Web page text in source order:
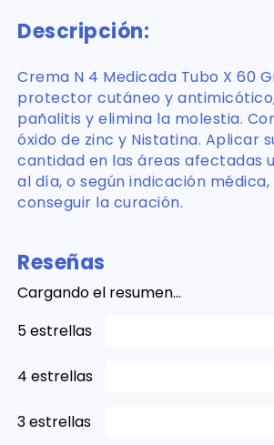
Descripción:
Crema N 4 Medicada Tubo X 60
protector cutáneo y
pañalitis y elimina la molestia.
óxido de zinc y Nistatina. Aplicar
cantidad en las áreas afectadas
al día, o según indicación
conseguir la curación.
Reseñas
Cargando el resumen…
5 estrellas
4 estrellas
3 estrellas